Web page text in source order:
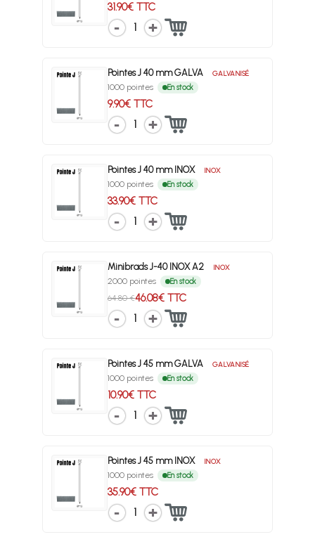
31.90€ TTC
1
Pointes J 40 mm GALVA GALVANISÉ
1000 pointes En stock
9.90€ TTC
1
Pointes J 40 mm INOX INOX
1000 pointes En stock
33.90€ TTC
1
Minibrads J-40 INOX A2 INOX
2000 pointes En stock
64.80 €46.08€ TTC
1
Pointes J 45 mm GALVA GALVANISÉ
1000 pointes En stock
10.90€ TTC
1
Pointes J 45 mm INOX INOX
1000 pointes En stock
35.90€ TTC
1